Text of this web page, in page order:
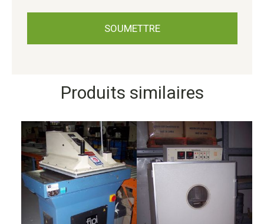
Produits similaires